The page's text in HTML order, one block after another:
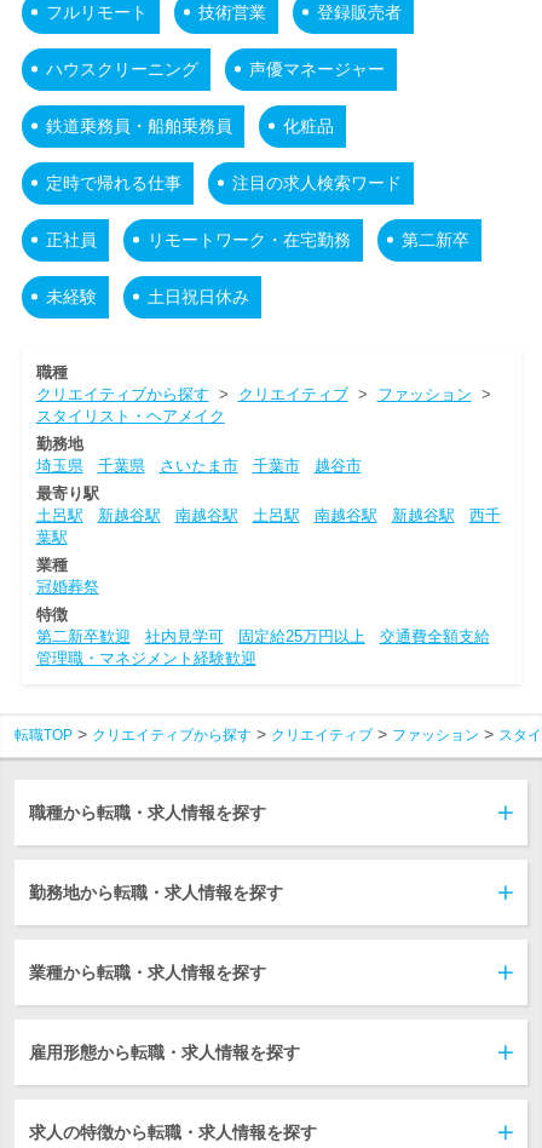
フルリモート 技術営業 登録販売者
ハウスクリーニング 声優マネージャー
鉄道乗務員・船舶乗務員 化粧品
定時で帰れる仕事 注目の求人検索ワード
正社員 リモートワーク・在宅勤務 第二新卒
未経験 土日祝日休み
職種
クリエイティブから探す > クリエイティブ> ファッション >
スタイリスト・ヘアメイク
勤務地
埼玉県
千葉県 さいたま市 千葉市
越谷市
最寄り駅
土呂駅
新越谷駅 南越谷駅 土呂駅 南越谷駅 新越谷駅
西千
葉駅
業種
冠婚葬祭
特徴
第二新卒歓迎
社内見学可 固定給25万円以上
交通費全額支給
管理職・マネジメント経験歓迎
転職TOP クリエイティブから探す クリエイティブ ファッション スタ
職種から転職・求人情報を探す
勤務地から転職・求人情報を探す
業種から転職・求人情報を探す
雇用形態から転職・求人情報を探す
求人の特徴から転職・求人情報を探す